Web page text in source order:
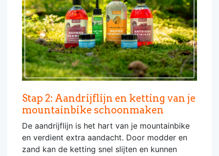
Stap 2: Aandrijflijn en ketting van je
mountainbike schoonmaken
De aandrijflijn is het hart van je mountainbike
en verdient extra aandacht. Door modder en
zand kan de ketting snel slijten en kunnen